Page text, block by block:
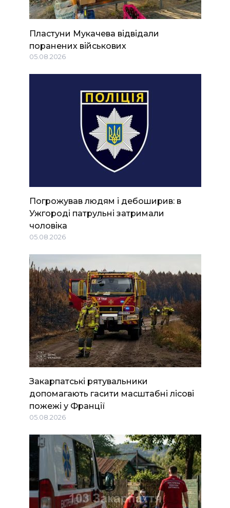
Пластуни Мукачева відвідали
поранених військових
05.08.2026
Погрожував людям і дебоширив: в
Ужгороді патрульні затримали
чоловіка
05.08.2026
Закарпатські рятувальники
допомагають гасити масштабні лісові
пожежі у Франції
05.08.2026